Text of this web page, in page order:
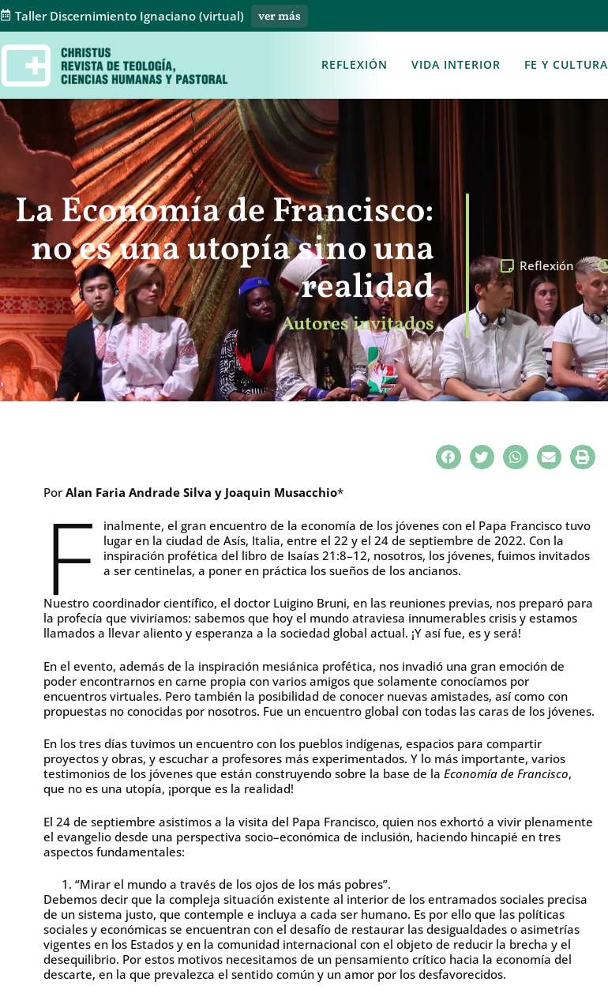
Taller Discernimiento Ignaciano (virtual) ver más
REFLEXIÓN VIDA INTERIOR FE Y CULTURA
La Economía de Francisco:
no es una utopía sino una
realidad
Autores invitados
Reflexión
Por Alan Faria Andrade Silva y Joaquin Musacchio*
F
inalmente, el gran encuentro de la economía de los jóvenes con el Papa Francisco tuvo
lugar en la ciudad de Asís, Italia, entre el 22 y el 24 de septiembre de 2022. Con la
inspiración profética del libro de Isaías 21:8–12, nosotros, los jóvenes, fuimos invitados
a ser centinelas, a poner en práctica los sueños de los ancianos.
Nuestro coordinador científico, el doctor Luigino Bruni, en las reuniones previas, nos preparó para
la profecía que viviríamos: sabemos que hoy el mundo atraviesa innumerables crisis y estamos
llamados a llevar aliento y esperanza a la sociedad global actual. ¡Y así fue, es y será!
En el evento, además de la inspiración mesiánica profética, nos invadió una gran emoción de
poder encontrarnos en carne propia con varios amigos que solamente conocíamos por
encuentros virtuales. Pero también la posibilidad de conocer nuevas amistades, así como con
propuestas no conocidas por nosotros. Fue un encuentro global con todas las caras de los jóvenes.
En los tres días tuvimos un encuentro con los pueblos indígenas, espacios para compartir
proyectos y obras, y escuchar a profesores más experimentados. Y lo más importante, varios
testimonios de los jóvenes que están construyendo sobre la base de la Economía de Francisco,
que no es una utopía, ¡porque es la realidad!
El 24 de septiembre asistimos a la visita del Papa Francisco, quien nos exhortó a vivir plenamente
el evangelio desde una perspectiva socio–económica de inclusión, haciendo hincapié en tres
aspectos fundamentales:
“Mirar el mundo a través de los ojos de los más pobres”.
Debemos decir que la compleja situación existente al interior de los entramados sociales precisa
de un sistema justo, que contemple e incluya a cada ser humano. Es por ello que las políticas
sociales y económicas se encuentran con el desafío de restaurar las desigualdades o asimetrías
vigentes en los Estados y en la comunidad internacional con el objeto de reducir la brecha y el
desequilibrio. Por estos motivos necesitamos de un pensamiento crítico hacia la economía del
descarte, en la que prevalezca el sentido común y un amor por los desfavorecidos.